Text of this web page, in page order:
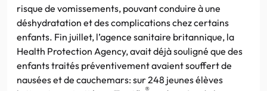
risque de vomissements, pouvant conduire à une
déshydratation et des complications chez certains
enfants. Fin juillet, l’agence sanitaire britannique, la
Health Protection Agency, avait déjà souligné que des
enfants traités préventivement avaient souffert de
nausées et de cauchemars: sur 248 jeunes élèves